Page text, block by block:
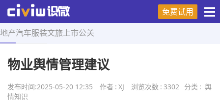
免费试用
地产汽车服装文旅 上市公关
首页 > 舆情知识 > 正文
物业舆情管理建议
发布时间:2025-05-20 12:35 作者 : XJ 浏览次数 : 3302 分类 : 舆
情知识